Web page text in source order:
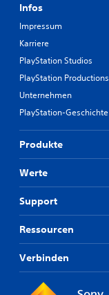
Infos
Impressum
Karriere
PlayStation Studios
PlayStation Productions
Unternehmen
PlayStation-Geschichte
Produkte
Werte
Support
Ressourcen
Verbinden